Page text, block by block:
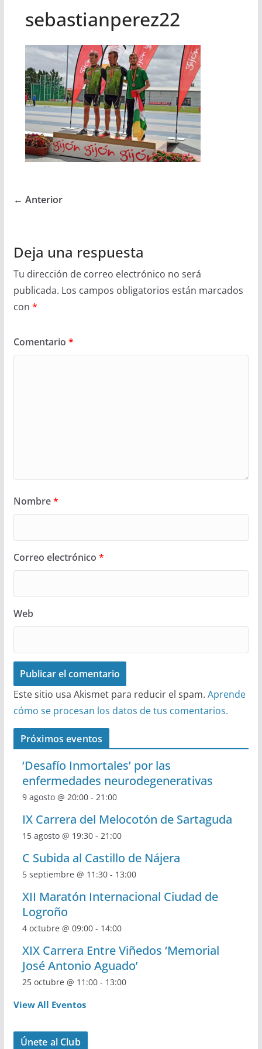
sebastianperez22
← Anterior
Deja una respuesta
Tu dirección de correo electrónico no será
publicada. Los campos obligatorios están marcados
con *
Comentario *
Nombre*
Correo electrónico *
Web
Este sitio usa Akismet para reducir el spam. Aprende
cómo se procesan los datos de tus comentarios.
Próximos eventos
‘Desafío Inmortales’ por las
enfermedades neurodegenerativas
9 agosto @ 20:00- 21:00
IX Carrera del Melocotón de Sartaguda
15 agosto @ 19:30- 21:00
C Subida al Castillo de Nájera
5 septiembre @ 11:30- 13:00
XII Maratón Internacional Ciudad de
Logroño
4 octubre @ 09:00- 14:00
XIX Carrera Entre Viñedos ‘Memorial
José Antonio Aguado’
25 octubre @ 11:00- 13:00
View All Eventos
Únete al Club